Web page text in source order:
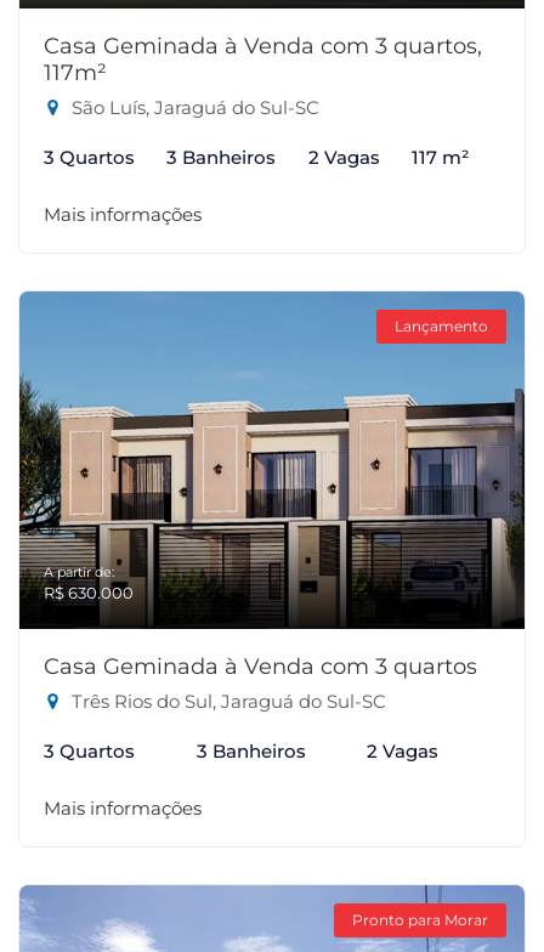
Casa Geminada à Venda com 3 quartos,
117m²
São Luís, Jaraguá do Sul-SC
3 Quartos 3 Banheiros 2 Vagas 117 m²
Mais informações
Lançamento
A partir de:
R$ 630.000
Casa Geminada à Venda com 3 quartos
Três Rios do Sul, Jaraguá do Sul-SC
3 Quartos 3 Banheiros 2 Vagas
Mais informações
Pronto para Morar